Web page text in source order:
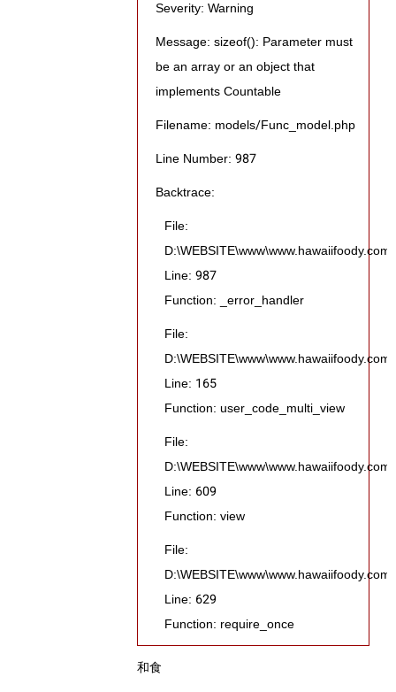
Severity: Warning
Message: sizeof(): Parameter must
be an array or an object that
implements Countable
Filename: models/Func_model.php
Line Number: 987
Backtrace:
File:
Line: 987
Function: _error_handler
File:
Line: 165
Function: user_code_multi_view
File:
Line: 609
Function: view
File:
Line: 629
Function: require_once
和食